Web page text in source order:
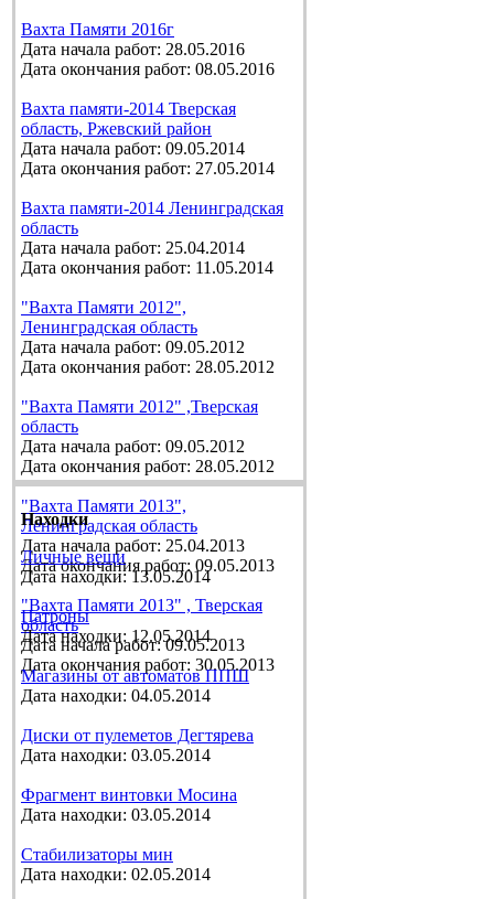
Вахта Памяти 2016г
Дата начала работ: 28.05.2016
Дата окончания работ: 08.05.2016
Вахта памяти-2014 Тверская
область, Ржевский район
Дата начала работ: 09.05.2014
Дата окончания работ: 27.05.2014
Вахта памяти-2014 Ленинградская
область
Дата начала работ: 25.04.2014
Дата окончания работ: 11.05.2014
"Вахта Памяти 2012",
Ленинградская область
Дата начала работ: 09.05.2012
Дата окончания работ: 28.05.2012
"Вахта Памяти 2012" ,Тверская
область
Дата начала работ: 09.05.2012
Дата окончания работ: 28.05.2012
"Вахта Памяти 2013",
Ленинградская область
Дата начала работ: 25.04.2013
Дата окончания работ: 09.05.2013
"Вахта Памяти 2013" , Тверская
область
Дата начала работ: 09.05.2013
Дата окончания работ: 30.05.2013
Находки
Личные вещи
Дата находки: 13.05.2014
Патроны
Дата находки: 12.05.2014
Магазины от автоматов ППШ
Дата находки: 04.05.2014
Диски от пулеметов Дегтярева
Дата находки: 03.05.2014
Фрагмент винтовки Мосина
Дата находки: 03.05.2014
Стабилизаторы мин
Дата находки: 02.05.2014